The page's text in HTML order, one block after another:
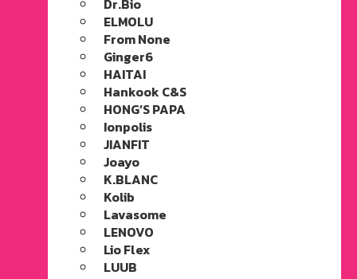
Dr.Bio
ELMOLU
From None
Ginger6
HAITAI
Hankook C&S
HONG’S PAPA
Ionpolis
JIANFIT
Joayo
K.BLANC
Kolib
Lavasome
LENOVO
Lio Flex
LUUB